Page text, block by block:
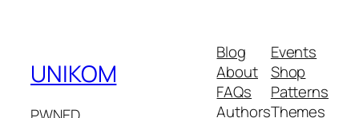
UNIKOM
Blog
About
FAQs
Authors
Events
Shop
Patterns
Themes